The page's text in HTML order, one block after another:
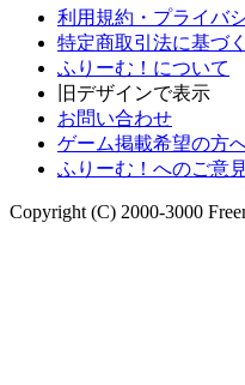
利用規約・プライバ
特定商取引法に基づ
ふりーむ！について
旧デザインで表示
お問い合わせ
ゲーム掲載希望の方
ふりーむ！へのご意
Copyright (C) 2000-3000